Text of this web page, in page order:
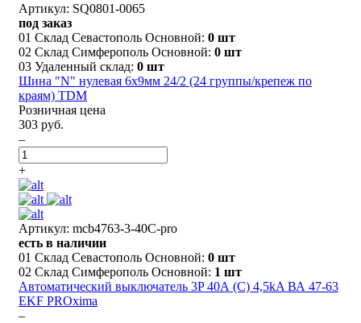
Артикул: SQ0801-0065
под заказ
01 Склад Севастополь Основной: 0 шт
02 Склад Симферополь Основной: 0 шт
03 Удаленный склад: 0 шт
Шина "N" нулевая 6х9мм 24/2 (24 группы/крепеж по
краям) TDM
Розничная цена
303 руб.
–
+
Артикул: mcb4763-3-40C-pro
есть в наличии
01 Склад Севастополь Основной: 0 шт
02 Склад Симферополь Основной: 1 шт
Автоматический выключатель 3P 40А (C) 4,5kA ВА 47-63
EKF PROxima
–